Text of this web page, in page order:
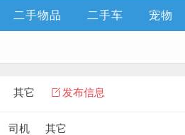
二手物品 二手车 宠物
其它 发布信息
司机 其它